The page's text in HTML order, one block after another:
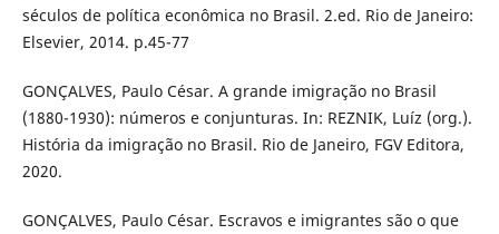
séculos de política econômica no Brasil. 2.ed. Rio de Janeiro:
Elsevier, 2014. p.45-77
GONÇALVES, Paulo César. A grande imigração no Brasil
(1880-1930): números e conjunturas. In: REZNIK, Luíz (org.).
História da imigração no Brasil. Rio de Janeiro, FGV Editora,
2020.
GONÇALVES, Paulo César. Escravos e imigrantes são o que